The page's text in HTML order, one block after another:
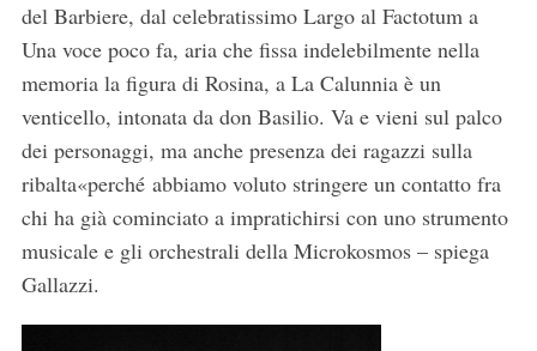
del Barbiere, dal celebratissimo Largo al Factotum a
Una voce poco fa, aria che fissa indelebilmente nella
memoria la figura di Rosina, a La Calunnia è un
venticello, intonata da don Basilio. Va e vieni sul palco
dei personaggi, ma anche presenza dei ragazzi sulla
ribalta«perché abbiamo voluto stringere un contatto fra
chi ha già cominciato a impratichirsi con uno strumento
musicale e gli orchestrali della Microkosmos – spiega
Gallazzi.